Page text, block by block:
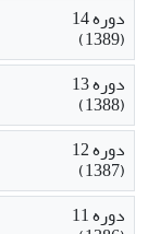
دوره 14
(1389)
دوره 13
(1388)
دوره 12
(1387)
دوره 11